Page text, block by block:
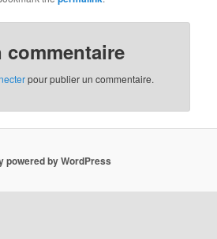
commentaire
pour publier un commentaire.
powered by WordPress